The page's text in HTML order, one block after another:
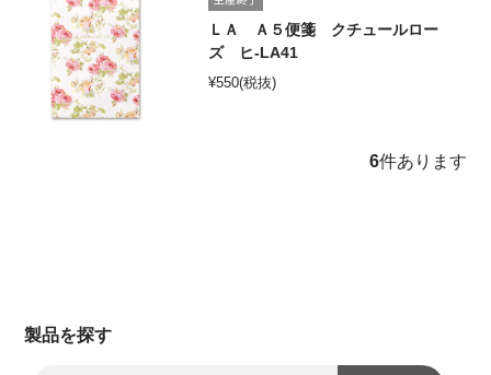
ＬＡ Ａ５便箋 クチュールロー
ズ ヒ-LA41
¥550(税抜)
6件あります
製品を探す